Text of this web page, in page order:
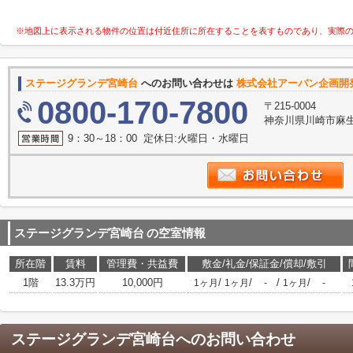
※地図上に表示される物件の位置は付近住所に所在することを表すものであり、実際
ステージグランデ宮崎台 へのお問い合わせは 株式会社アーバン企画
0800-170-7800
〒215-0004
神奈川県川崎市麻
9：30～18：00 定休日:火曜日・水曜日
ステージグランデ宮崎台 の空室情報
所在階 賃料 管理費・共益費 敷金/礼金/保証金/償却/敷引
1階
13.3万円 10,000円 1ヶ月 / 1ヶ月 / - / 1ヶ月 / -
ステージグランデ宮崎台へのお問い合わせ